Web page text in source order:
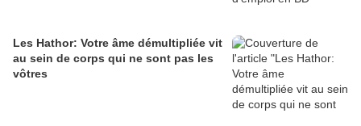
Les Hathor: Votre âme démultipliée vit
au sein de corps qui ne sont pas les
vôtres